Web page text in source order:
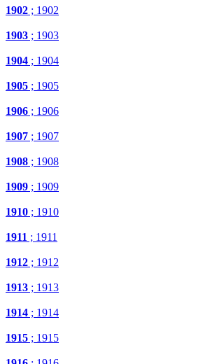
1902 ; 1902
1903 ; 1903
1904 ; 1904
1905 ; 1905
1906 ; 1906
1907 ; 1907
1908 ; 1908
1909 ; 1909
1910 ; 1910
1911 ; 1911
1912 ; 1912
1913 ; 1913
1914 ; 1914
1915 ; 1915